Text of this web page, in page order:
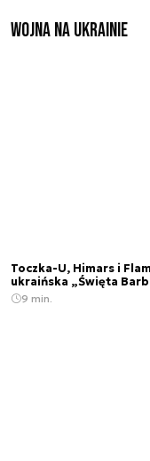
Wojna na Ukrainie
Toczka-U, Himars i
ukraińska „Święta
9 min.